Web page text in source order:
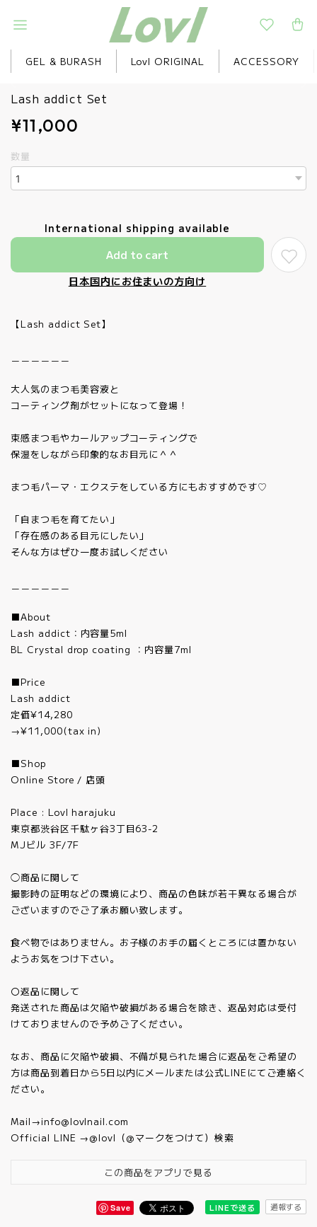
GEL & BURASH Lovl ORIGINAL ACCESSORY
Lash addict Set
¥11,000
数量
International shipping available
Add to cart
日本国内にお住まいの方向け
【Lash addict Set】
大人気のまつ毛美容液と
コーティング剤がセットになって登場！
束感まつ毛やカールアップコーティングで
保湿をしながら印象的なお目元に＾＾
まつ毛パーマ・エクステをしている方にもおすすめです♡
「自まつ毛を育てたい」
「存在感のある目元にしたい」
そんな方はぜひ一度お試しください
■About
Lash addict：内容量5ml
BL Crystal drop coating ：内容量7ml
■Price
Lash addict
定価¥14,280
→¥11,000(tax in)
■Shop
Online Store / 店頭
Place : Lovl harajuku
東京都渋谷区千駄ヶ谷3丁目63-2
MJビル 3F/7F
◯商品に関して
撮影時の証明などの環境により、商品の色味が若干異なる場合が
ございますのでご了承お願い致します。
食べ物ではありません。お子様のお手の届くところには置かない
ようお気をつけ下さい。
〇返品に関して
発送された商品は欠陥や破損がある場合を除き、返品対応は受付
けておりませんので予めご了ください。
なお、商品に欠陥や破損、不備が見られた場合に返品をご希望の
方は商品到着日から5日以内にメールまたは公式LINEにてご連絡く
ださい。
Mail→info@lovlnail.com
Official LINE →@lovl（@マークをつけて）検索
この商品をアプリで見る
Save LINEで送る 通報する